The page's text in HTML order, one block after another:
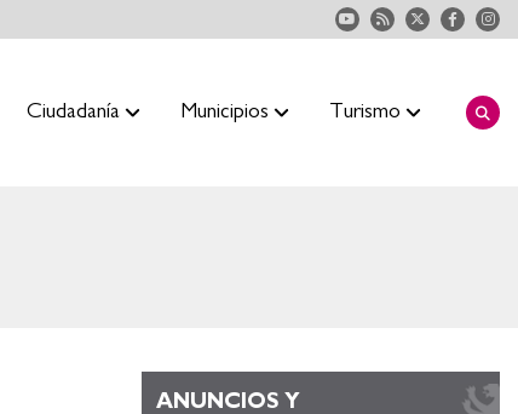
Ciudadanía Municipios Turismo
ANUNCIOS Y